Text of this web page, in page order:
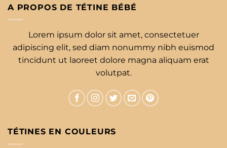
A PROPOS DE TÉTINE BÉBÉ
Lorem ipsum dolor sit amet, consectetuer
adipiscing elit, sed diam nonummy nibh euismod
tincidunt ut laoreet dolore magna aliquam erat
volutpat.
TÉTINES EN COULEURS